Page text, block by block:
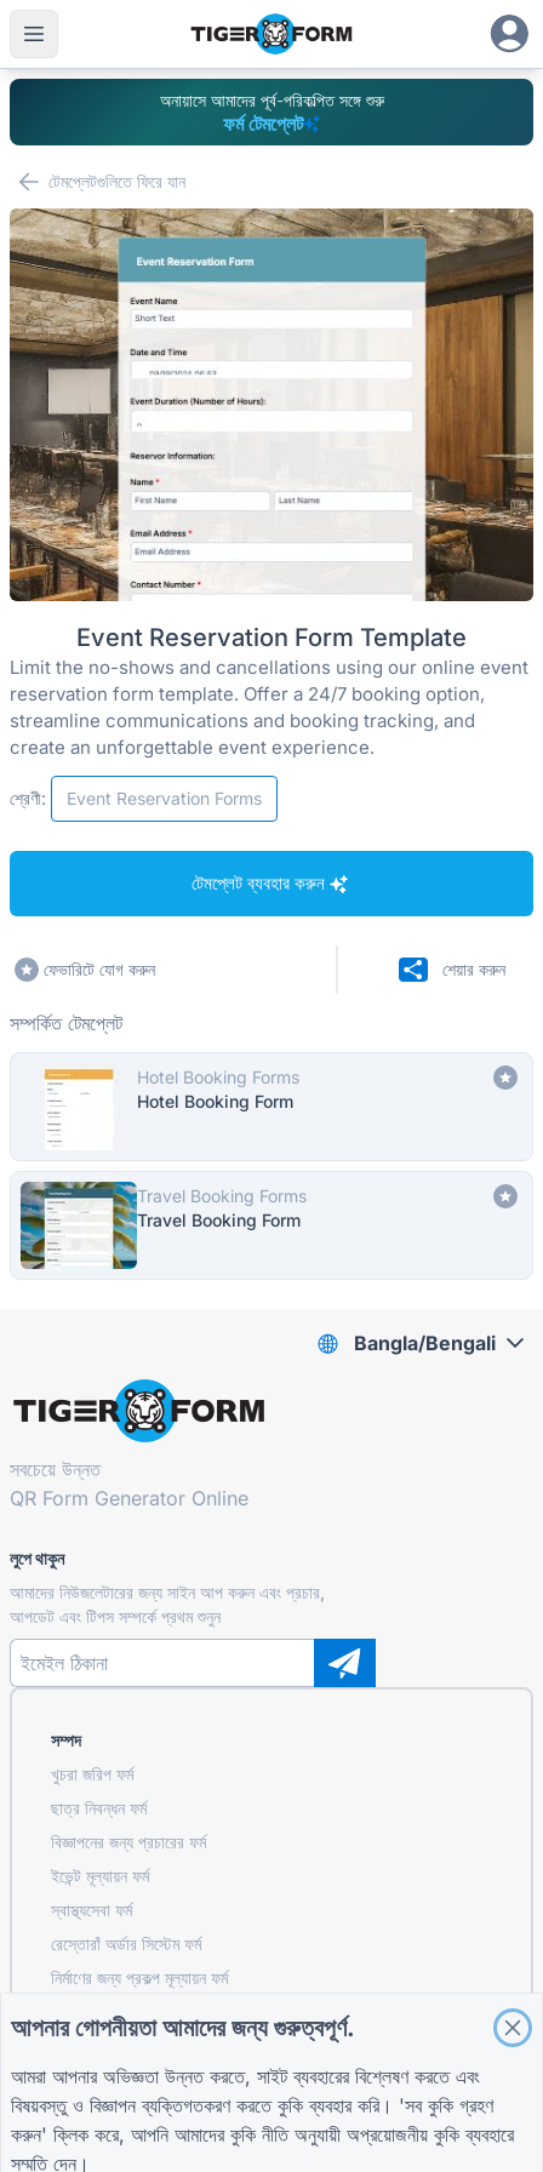
অনায়াসে আমাদের পূর্ব-পরিকল্পিত সঙ্গে শুরু
ফর্ম টেমপ্লেট
টেমপ্লেটগুলিতে ফিরে যান
Event Reservation Form Template
Limit the no-shows and cancellations using our online event
reservation form template. Offer a 24/7 booking option,
streamline communications and booking tracking, and
create an unforgettable event experience.
শ্রেণী: Event Reservation Forms
টেমপ্লেট ব্যবহার করুন
ফেভারিটে যোগ করুন শেয়ার করুন
সম্পর্কিত টেমপ্লেট
Hotel Booking Forms
Hotel Booking Form
Travel Booking Forms
Travel Booking Form
সবচেয়ে উন্নত
QR Form Generator Online
লুপে থাকুন
আমাদের নিউজলেটারের জন্য সাইন আপ করুন এবং প্রচার,
আপডেট এবং টিপস সম্পর্কে প্রথম শুনুন
সম্পদ
খুচরা জরিপ ফর্ম
ছাত্র নিবন্ধন ফর্ম
বিজ্ঞাপনের জন্য প্রচারের ফর্ম
ইভেন্ট মূল্যায়ন ফর্ম
স্বাস্থ্যসেবা ফর্ম
রেস্তোরাঁ অর্ডার সিস্টেম ফর্ম
নির্মাণের জন্য প্রকল্প মূল্যায়ন ফর্ম
সরবরাহকারী মূল্যায়ন ফর্ম সরবরাহের জন্য
ইউটিলিটিগুলির জন্য পরিষেবা অনুরোধ ফর্ম
কাস্টমার এনগেজমেন্ট ফর্ম
Bangla/Bengali
আপনার গোপনীয়তা আমাদের জন্য গুরুত্বপূর্ণ.
আমরা আপনার অভিজ্ঞতা উন্নত করতে, সাইট ব্যবহারের বিশ্লেষণ করতে এবং
বিষয়বস্তু ও বিজ্ঞাপন ব্যক্তিগতকরণ করতে কুকি ব্যবহার করি। 'সব কুকি গ্রহণ
করুন' ক্লিক করে, আপনি আমাদের কুকি নীতিঅনুযায়ী অপ্রয়োজনীয় কুকি ব্যবহারে
সম্মতি দেন।